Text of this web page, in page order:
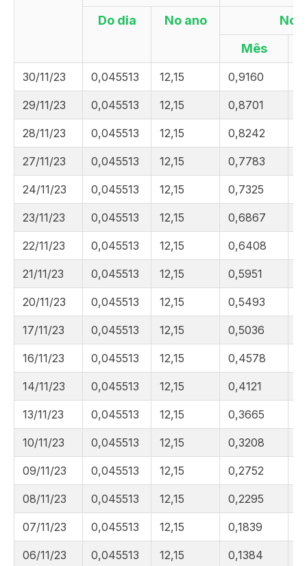
Do dia
No ano
No
Mês
30/11/23 0,045513 12,15 0,9160
29/11/23 0,045513 12,15 0,8701
28/11/23 0,045513 12,15 0,8242
27/11/23 0,045513 12,15 0,7783
24/11/23 0,045513 12,15 0,7325
23/11/23 0,045513 12,15 0,6867
22/11/23 0,045513 12,15 0,6408
21/11/23 0,045513 12,15 0,5951
20/11/23 0,045513 12,15 0,5493
17/11/23 0,045513 12,15 0,5036
16/11/23 0,045513 12,15 0,4578
14/11/23 0,045513 12,15 0,4121
13/11/23 0,045513 12,15 0,3665
10/11/23 0,045513 12,15 0,3208
09/11/23 0,045513 12,15 0,2752
08/11/23 0,045513 12,15 0,2295
07/11/23 0,045513 12,15 0,1839
06/11/23 0,045513 12,15 0,1384